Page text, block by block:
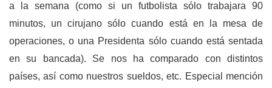
a la semana (como si un futbolista sólo trabajara 90
minutos, un cirujano sólo cuando está en la mesa de
operaciones, o una Presidenta sólo cuando está sentada
en su bancada). Se nos ha comparado con distintos
países, así como nuestros sueldos, etc. Especial mención